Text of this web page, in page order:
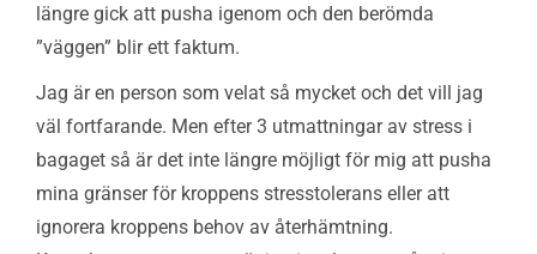
längre gick att pusha igenom och den berömda
”väggen” blir ett faktum.
Jag är en person som velat så mycket och det vill jag
väl fortfarande. Men efter 3 utmattningar av stress i
bagaget så är det inte längre möjligt för mig att pusha
mina gränser för kroppens stresstolerans eller att
ignorera kroppens behov av återhämtning.